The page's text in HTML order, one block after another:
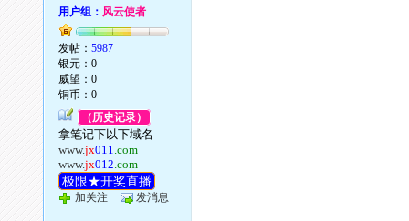
用户组： 风云使者
发帖：5987
银元：0
威望：0
铜币：0
（历史记录）
拿笔记下以下域名
www.jx011.com
www.jx012.com
极限★开奖直播
加关注 发消息